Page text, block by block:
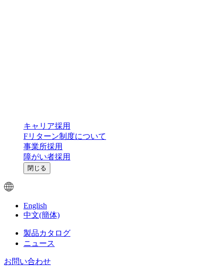
キャリア採用
Fリターン制度について
事業所採用
障がい者採用
閉じる
English
中文(簡体)
製品カタログ
ニュース
お問い合わせ